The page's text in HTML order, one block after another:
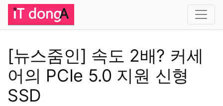
[뉴스줌인] 속도 2배? 커세
어의 PCIe 5.0 지원 신형
SSD